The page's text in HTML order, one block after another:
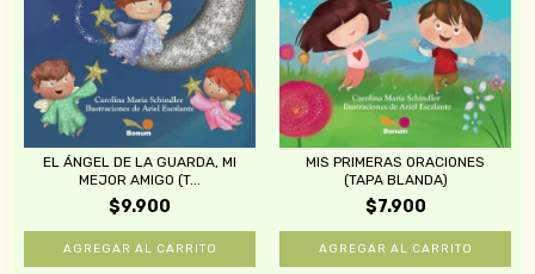
EL ÁNGEL DE LA GUARDA, MI
MEJOR AMIGO (T...
$9.900
MIS PRIMERAS ORACIONES
(TAPA BLANDA)
$7.900